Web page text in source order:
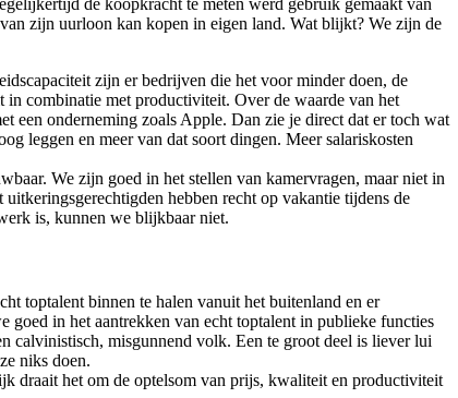
zijn uurloon kan kopen in eigen land. Wat blijkt? We zijn de
zijn er bedrijven die het voor minder doen, de
in combinatie met productiviteit. Over de waarde van het
een onderneming zoals Apple. Dan zie je direct dat er toch wat
leggen en meer van dat soort dingen. Meer salariskosten
We zijn goed in het stellen van kamervragen, maar niet in
hebben recht op vakantie tijdens de
is, kunnen we blijkbaar niet.
toptalent binnen te halen vanuit het buitenland en er
in het aantrekken van echt toptalent in publieke functies
calvinistisch, misgunnend volk. Een te groot deel is liever lui
niks doen.
draait het om de optelsom van prijs, kwaliteit en productiviteit